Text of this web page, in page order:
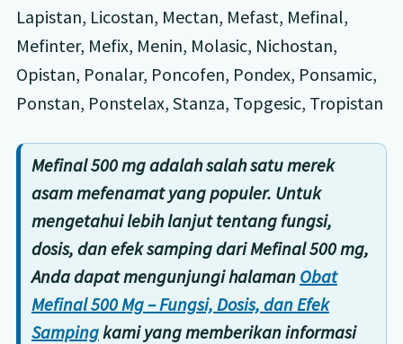
Lapistan, Licostan, Mectan, Mefast, Mefinal,
Mefinter, Mefix, Menin, Molasic, Nichostan,
Opistan, Ponalar, Poncofen, Pondex, Ponsamic,
Ponstan, Ponstelax, Stanza, Topgesic, Tropistan
Mefinal 500 mg adalah salah satu merek
asam mefenamat yang populer. Untuk
mengetahui lebih lanjut tentang fungsi,
dosis, dan efek samping dari Mefinal 500 mg,
Anda dapat mengunjungi halaman Obat
Mefinal 500 Mg – Fungsi, Dosis, dan Efek
Sampingkami yang memberikan informasi